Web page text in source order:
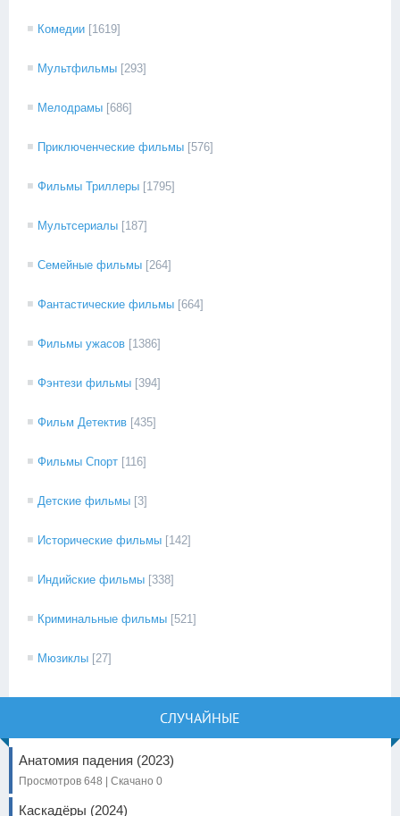
Комедии [1619]
Мультфильмы [293]
Мелодрамы [686]
Приключенческие фильмы [576]
Фильмы Триллеры [1795]
Мультсериалы [187]
Семейные фильмы [264]
Фантастические фильмы [664]
Фильмы ужасов [1386]
Фэнтези фильмы [394]
Фильм Детектив [435]
Фильмы Спорт [116]
Детские фильмы [3]
Исторические фильмы [142]
Индийские фильмы [338]
Криминальные фильмы [521]
Мюзиклы [27]
СЛУЧАЙНЫЕ
Анатомия падения (2023)
Просмотров 648 | Скачано 0
Каскадёры (2024)